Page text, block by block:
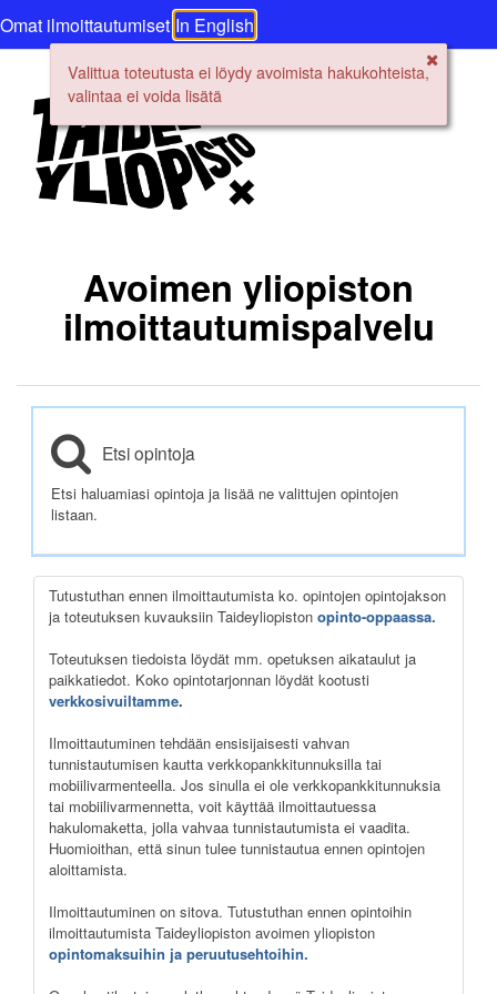
Omat ilmoittautumiset In English
Avoimen yliopiston
ilmoittautumispalvelu
Etsi opintoja
Etsi haluamiasi opintoja ja lisää ne valittujen opintojen
listaan.
Tutustuthan ennen ilmoittautumista ko. opintojen opintojakson
ja toteutuksen kuvauksiin Taideyliopiston opinto-oppaassa.
Toteutuksen tiedoista löydät mm. opetuksen aikataulut ja
paikkatiedot. Koko opintotarjonnan löydät kootusti
verkkosivuiltamme.
Ilmoittautuminen tehdään ensisijaisesti vahvan
tunnistautumisen kautta verkkopankkitunnuksilla tai
mobiilivarmenteella. Jos sinulla ei ole verkkopankkitunnuksia
tai mobiilivarmennetta, voit käyttää ilmoittautuessa
hakulomaketta, jolla vahvaa tunnistautumista ei vaadita.
Huomioithan, että sinun tulee tunnistautua ennen opintojen
aloittamista.
Ilmoittautuminen on sitova. Tutustuthan ennen opintoihin
ilmoittautumista Taideyliopiston avoimen yliopiston
opintomaksuihin ja peruutusehtoihin.
Valittua toteutusta ei löydy avoimista hakukohteista,
valintaa ei voida lisätä